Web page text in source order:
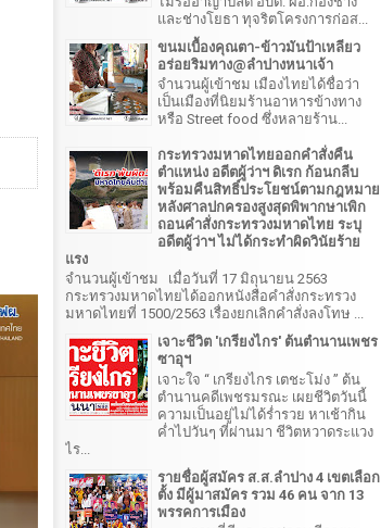
และช่างโยธา ทุจริตโครงการก่อส...
ขนมเบื้องคุณตา-ข้าวมันป้าเหลียว
อร่อยริมทาง@ลำปางหนาเจ้า
จำนวนผู้เข้าชม เมืองไทยได้ชื่อว่า
เป็นเมืองที่นิยมร้านอาหารข้างทาง
หรือ Street food ซึ่งหลายร้าน...
กระทรวงมหาดไทยออกคำสั่งคืน
ตำแหน่ง อดีตผู้ว่าฯ ดิเรก ก้อนกลีบ
พร้อมคืนสิทธิ์ประโยชน์ตามกฎหมาย
หลังศาลปกครองสูงสุดพิพากษาเพิก
ถอนคำสั่งกระทรวงมหาดไทย ระบุ
อดีตผู้ว่าฯ ไม่ได้กระทำผิดวินัยร้าย
แรง
จำนวนผู้เข้าชม เมื่อวันที่ 17 มิถุนายน 2563
กระทรวงมหาดไทยได้ออกหนังสือคำสั่งกระทรวง
มหาดไทยที่ 1500/2563 เรื่องยกเลิกคำสั่งลงโทษ ...
เจาะชีวิต 'เกรียงไกร' ต้นตำนานเพชร
ซาอุฯ
เจาะใจ “ เกรียงไกร เตชะโม่ง ” ต้น
ตำนานคดีเพชรมรณะ เผยชีวิตวันนี้
ความเป็นอยู่ไม่ได้ร่ำรวย หาเช้ากิน
ค่ำไปวันๆ ที่ผ่านมา ชีวิตหวาดระแวง
ไร...
รายชื่อผู้สมัคร ส.ส.ลำปาง 4 เขตเลือก
ตั้ง มีผู้มาสมัคร รวม 46 คน จาก 13
พรรคการเมือง